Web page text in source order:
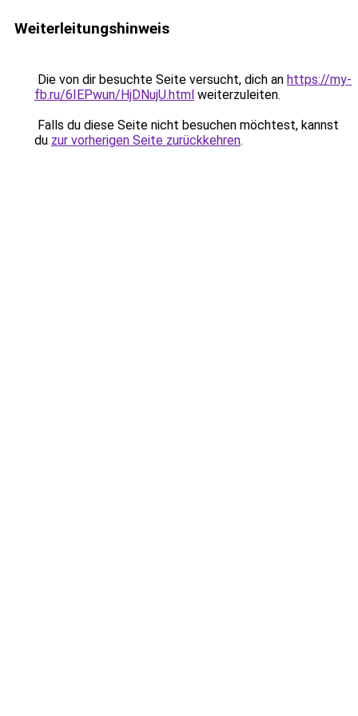
Weiterleitungshinweis
Die von dir besuchte Seite versucht, dich an https://my-
fb.ru/6IEPwun/HjDNujU.html weiterzuleiten.
Falls du diese Seite nicht besuchen möchtest, kannst
du zur vorherigen Seite zurückkehren.